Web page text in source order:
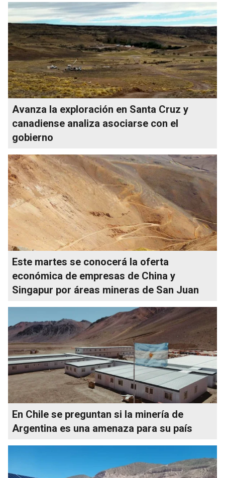
Avanza la exploración en Santa Cruz y
canadiense analiza asociarse con el
gobierno
Este martes se conocerá la oferta
económica de empresas de China y
Singapur por áreas mineras de San Juan
En Chile se preguntan si la minería de
Argentina es una amenaza para su país